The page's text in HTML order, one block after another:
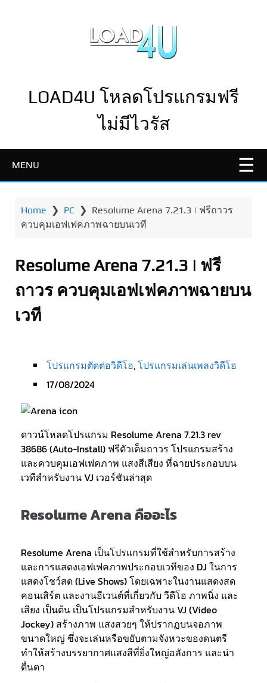
LOAD4U โหลดโปรแกรมฟรี
ไม่มีไวรัส
MENU
Home ❯ PC ❯ Resolume Arena 7.21.3 | ฟรีถาวร
ควบคุมเอฟเฟคภาพฉายบนเวที
Resolume Arena 7.21.3 | ฟรี
ถาวร ควบคุมเอฟเฟคภาพฉายบน
เวที
โปรแกรมตัดต่อวิดีโอ,โปรแกรมเล่นเพลงวิดีโอ
17/08/2024
ดาวน์โหลดโปรแกรม Resolume Arena 7.21.3 rev
38686 (Auto-Install) ฟรีตัวเต็มถาวร โปรแกรมสร้าง
และควบคุมเอฟเฟคภาพ แสงสีเสียง ที่ฉายประกอบบน
เวทีสำหรับงาน VJ เวอร์ชันล่าสุด
Resolume Arena คืออะไร
Resolume Arena เป็นโปรแกรมที่ใช้สำหรับการสร้าง
และการแสดงเอฟเฟคภาพประกอบเวทีของ DJ ในการ
แสดงโชว์สด (Live Shows) โดยเฉพาะในงานแสดงสด
คอนเสิร์ต และงานอีเวนต์ที่เกี่ยวกับ วีดีโอ ภาพนิ่ง และ
เสียง เป็นต้น เป็นโปรแกรมสำหรับงาน VJ (Video
Jockey) สร้างภาพ แสงสวยๆ ให้ปรากฏบนจอภาพ
ขนาดใหญ่ ซึ่งจะเล่นหรือขยับตามจังหวะของดนตรี
ทำให้สร้างบรรยากาศแสงสีที่ยิ่งใหญ่อลังการ และน่า
ตื่นตา